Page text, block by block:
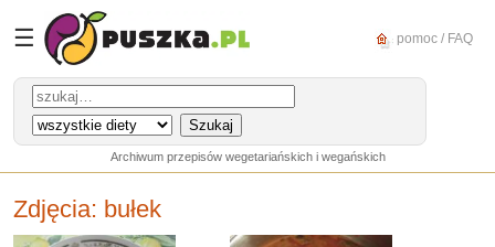
☰ pomoc / FAQ
Archiwum przepisów wegetariańskich i wegańskich
Zdjęcia: bułek